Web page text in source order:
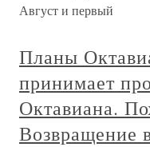
Август и первый
Планы
принимает
Октавиана.
Возвращение